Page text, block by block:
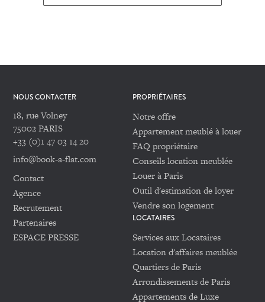
NOUS CONTACTER
18, rue Volney
75002 PARIS
+33 (0)1 47 03 14 20
info@book-a-flat.com
Contact
Agence
Recrutement
Partenaires
ESPACE PRESSE
PROPRIÉTAIRES
Notre offre
Appartement meublé à louer
FAQ propriétaire
Conseils location meublée
Louer à Paris
Outil d'estimation de loyer
Vendre son logement
LOCATAIRES
Services aux Locataires
Location d'affaires meublée
Quartiers de Paris
Arrondissements de Paris
Appartements de Luxe